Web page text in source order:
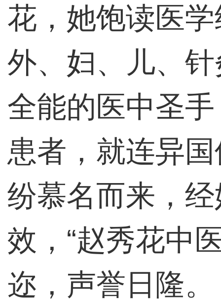
花，她饱读医
外、妇、儿、
全能的医中圣
患者，就连异
纷慕名而来，
效，“赵秀花中
迩，声誉日隆。